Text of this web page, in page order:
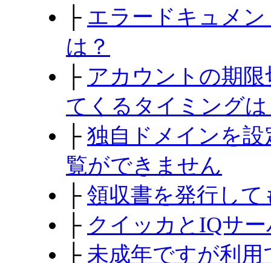
├ エラードキュメ
は？
├ アカウントの期
てくるタイミング
├ 独自ドメインを
覧ができません
├ 領収書を発行し
├ クイッカとIQサ
├ 未成年ですが利